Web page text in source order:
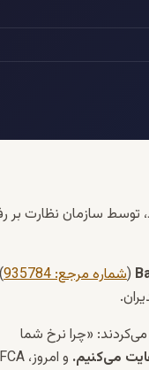
توسط سازمان نظارت بر
(شماره مرجع: 935784
«چرا نرخ شما
می‌کنیم.
و امروز، FCA